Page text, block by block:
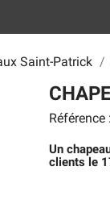
Saint-Patrick
Référence
Un
clients le